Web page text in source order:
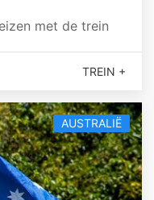
met de trein
TREIN +
AUSTRALIË